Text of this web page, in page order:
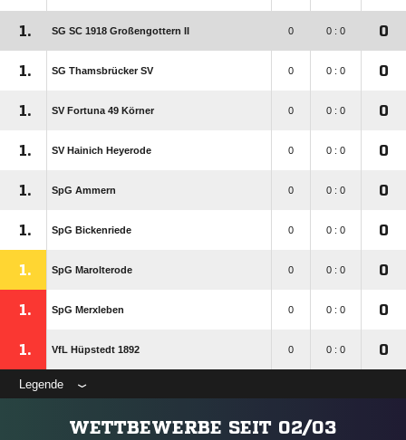
1. SG SC 1918 Großengottern II 0 0 : 0 0
1. SG Thamsbrücker SV 0 0 : 0 0
1. SV Fortuna 49 Körner 0 0 : 0 0
1. SV Hainich Heyerode 0 0 : 0 0
1. SpG Ammern 0 0 : 0 0
1. SpG Bickenriede 0 0 : 0 0
1. SpG Marolterode 0 0 : 0 0
1. SpG Merxleben 0 0 : 0 0
1. VfL Hüpstedt 1892 0 0 : 0 0
Legende
WETTBEWERBE SEIT 02/03